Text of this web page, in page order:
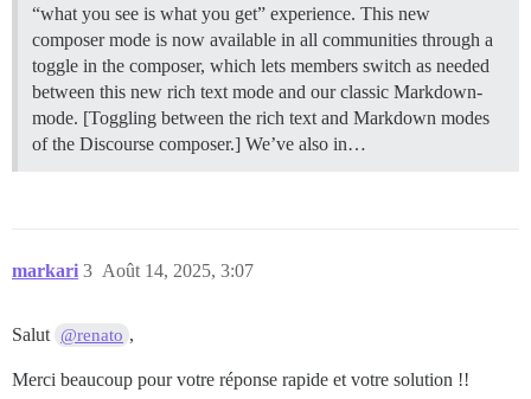
“what you see is what you get” experience. This new
composer mode is now available in all communities through a
toggle in the composer, which lets members switch as needed
between this new rich text mode and our classic Markdown-
mode. [Toggling between the rich text and Markdown modes
of the Discourse composer.] We’ve also in…
markari Août 14, 2025, 3:07
3
Salut @renato ,
Merci beaucoup pour votre réponse rapide et votre solution !!